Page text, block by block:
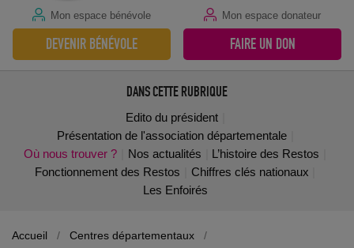
Mon espace bénévole Mon espace donateur
DEVENIR BÉNÉVOLE FAIRE UN DON
DANS CETTE RUBRIQUE
Edito du président
Présentation de l'association départementale
Où nous trouver ?
Nos actualités
L’histoire des Restos
Fonctionnement des Restos
Chiffres clés nationaux
Les Enfoirés
Accueil / Centres départementaux
/